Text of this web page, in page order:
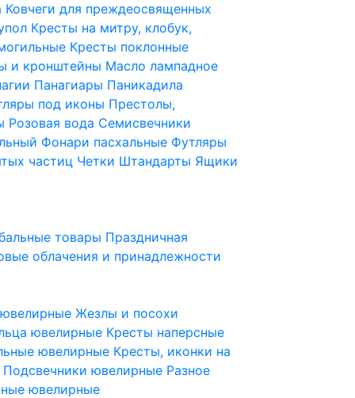
Ковчеги для преждеосвященных
Кресты на митру, клобук,
Кресты поклонные
и кронштейны Масло лампадное
Панагиары Паникадила
под иконы Престолы,
Розовая вода Семисвечники
Фонари пасхальные Футляры
частиц Четки Штандарты Ящики
товары Праздничная
облачения и принадлежности
ювелирныеЖезлы и посохи
ювелирные Кресты наперсные
ювелирные Кресты, иконки на
Подсвечники ювелирные Разное
ювелирные